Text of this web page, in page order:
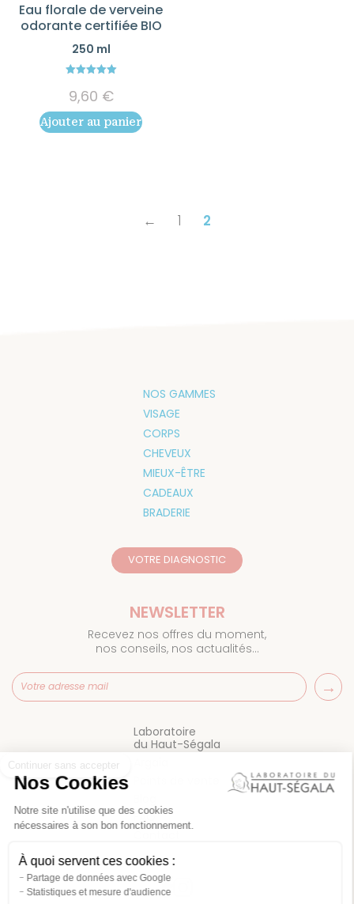
Eau florale de verveine
odorante certifiée BIO
250 ml
out of 5
9,60 €
Ajouter au panier
← 1 2
VOTRE DIAGNOSTIC
NOS GAMMES
VISAGE
CORPS
CHEVEUX
MIEUX-ÊTRE
CADEAUX
BRADERIE
Laboratoire
du Haut-Ségala
FAQ
NEWSLETTER
Recevez nos offres du moment,
nos conseils, nos actualités…
Nos Cookies
Notre site n'utilise que des cookies
nécessaires à son bon fonctionnement.
À quoi servent ces cookies :
Partage de données avec Google
Statistiques et mesure d'audience